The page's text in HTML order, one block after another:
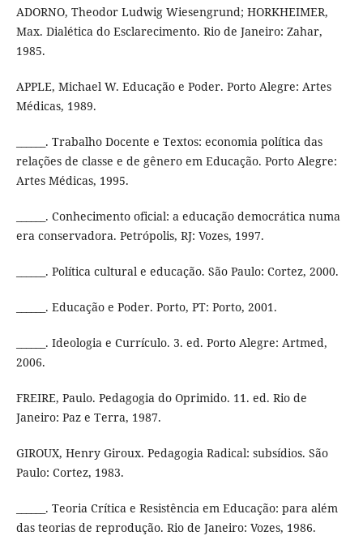
ADORNO, Theodor Ludwig Wiesengrund; HORKHEIMER,
Max. Dialética do Esclarecimento. Rio de Janeiro: Zahar,
1985.
APPLE, Michael W. Educação e Poder. Porto Alegre: Artes
Médicas, 1989.
______. Trabalho Docente e Textos: economia política das
relações de classe e de gênero em Educação. Porto Alegre:
Artes Médicas, 1995.
______. Conhecimento oficial: a educação democrática numa
era conservadora. Petrópolis, RJ: Vozes, 1997.
______. Política cultural e educação. São Paulo: Cortez, 2000.
______. Educação e Poder. Porto, PT: Porto, 2001.
______. Ideologia e Currículo. 3. ed. Porto Alegre: Artmed,
2006.
FREIRE, Paulo. Pedagogia do Oprimido. 11. ed. Rio de
Janeiro: Paz e Terra, 1987.
GIROUX, Henry Giroux. Pedagogia Radical: subsídios. São
Paulo: Cortez, 1983.
______. Teoria Crítica e Resistência em Educação: para além
das teorias de reprodução. Rio de Janeiro: Vozes, 1986.